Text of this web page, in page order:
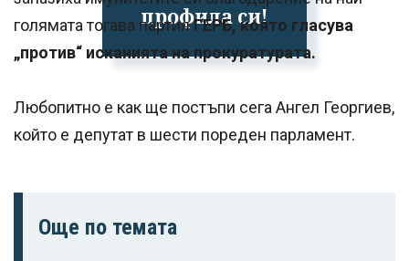
профила си!
голямата тогава партияГЕРБ, която гласува
„против“ исканията на прокуратурата.
Любопитно е как ще постъпи сега Ангел Георгиев,
който е депутат в шести пореден парламент.
Още по темата